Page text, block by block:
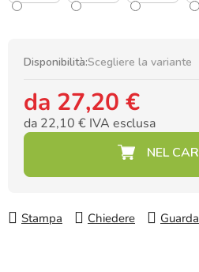
Disponibilità:Scegliere la variante
da 27,20 €
da 22,10 € IVA esclusa
Prezzo della misura:
Stampa Chiedere Guarda